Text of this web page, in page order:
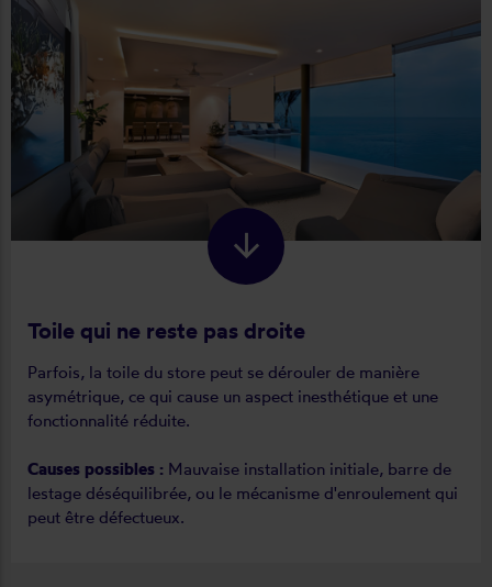
Toile qui ne reste pas droite
Parfois, la toile du store peut se dérouler de manière
asymétrique, ce qui cause un aspect inesthétique et une
fonctionnalité réduite.
Causes possibles : Mauvaise installation initiale, barre de
lestage déséquilibrée, ou le mécanisme d'enroulement qui
peut être défectueux.